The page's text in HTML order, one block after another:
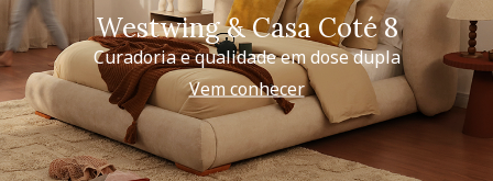
Westwing & Casa Coté 8
Curadoria e qualidade em dose dupla
Vem conhecer